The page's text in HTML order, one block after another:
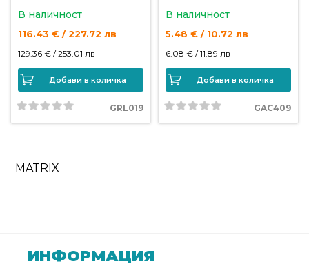
В наличност
116.43 € / 227.72 лв
129.36 € /253.01 лв
Добави в количка
GRL019
В наличност
5.48 € / 10.72 лв
6.08 € /11.89 лв
Добави в количка
GAC409
MATRIX
ИНФОРМАЦИЯ